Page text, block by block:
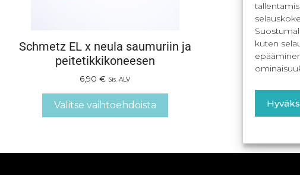
kuten
Schmetz EL x neula saumuriin ja
peitetikkikoneesen
6,90€ Sis. ALV
Valitse vaihtoehdoista